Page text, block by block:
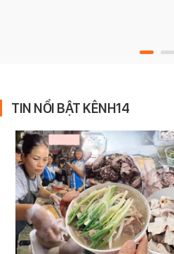
TIN NỔI BẬT KÊNH14